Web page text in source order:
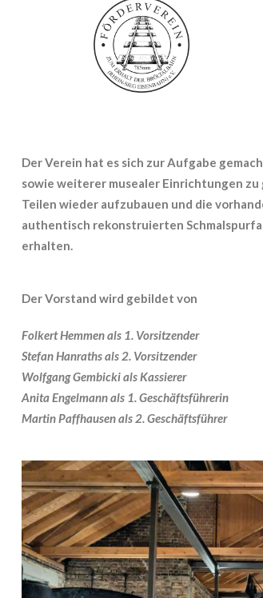
Der Verein hat es sich zur Aufgabe
sowie weiterer musealer Einrichtungen
Teilen wieder aufzubauen und die
authentisch rekonstruierten
erhalten.
Der Vorstand wird gebildet von
Folkert Hemmenals 1. Vorsitzender
Stefan Hanrathsals 2. Vorsitzender
Wolfgang Gembickials Kassierer
Anita Engelmannals 1. Geschäftsführerin
Martin Paffhausenals 2. Geschäftsführer